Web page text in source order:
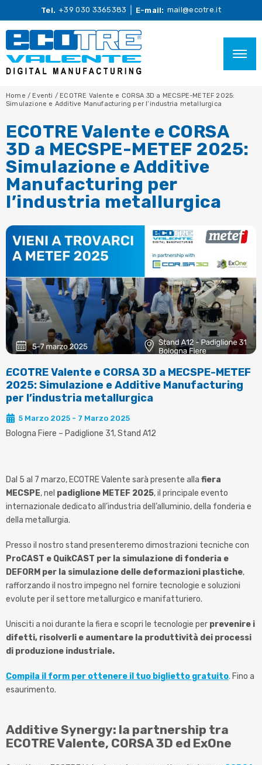
Tel. +39 030 3365383 E-mail: mail@ecotre.it
Home / Eventi / ECOTRE Valente e CORSA 3D a MECSPE-METEF 2025:
Simulazione e Additive Manufacturing per l’industria metallurgica
ECOTRE Valente e CORSA
3D a MECSPE-METEF 2025:
Simulazione e Additive
Manufacturing per
l’industria metallurgica
ECOTRE Valente e CORSA 3D a MECSPE-METEF
2025: Simulazione e Additive Manufacturing
per l’industria metallurgica
5 Marzo 2025 - 7 Marzo 2025
Bologna Fiere – Padiglione 31, Stand A12
Dal 5 al 7 marzo, ECOTRE Valente sarà presente alla fiera
MECSPE, nel padiglione METEF 2025, il principale evento
internazionale dedicato all’industria dell’alluminio, della fonderia e
della metallurgia.
Presso il nostro stand presenteremo dimostrazioni tecniche con
ProCAST e QuikCAST per la simulazione di fonderia e
DEFORM per la simulazione delle deformazioni plastiche,
rafforzando il nostro impegno nel fornire tecnologie e soluzioni
evolute per il settore metallurgico e manifatturiero.
Unisciti a noi durante la fiera e scopri le tecnologie per prevenire i
difetti, risolverli e aumentare la produttività dei processi
di produzione industriale.
Compila il form per ottenere il tuo biglietto gratuito. Fino a
esaurimento.
Additive Synergy: la partnership tra
ECOTRE Valente, CORSA 3D ed ExOne